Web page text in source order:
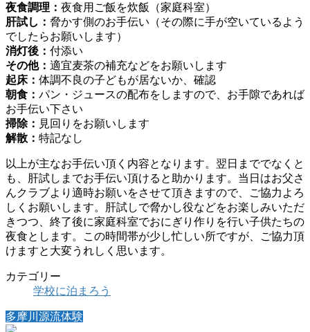
夜食調理： 夜食用ご飯を炊飯（家庭科室）
肝試し： 脅かす側のお手伝い（その際に手が空いているよう
でしたらお願いします）
消灯後： 付添い
その他： 適宜麦茶の補充などをお願いします
起床： 体調不良の子どもが居ないか、確認
朝食： パン・ジュースの配布をしますので、お手隙であれば
お手伝い下さい
掃除： 見回りをお願いします
解散： 特記なし
以上が主なお手伝い頂く内容となります。翌日まででなくと
も、肝試しまでお手伝い頂けると助かります。当日はお父さ
んクラブより適時お願いをさせて頂きますので、ご協力よろ
しくお願いします。肝試しで脅かし役などをお楽しみいただ
きつつ、終了後に家庭科室でおにぎり作りを行い子供たちの
夜食とします。この時間帯が少し忙しい所ですが、ご協力頂
けますと大変うれしく思います。
カテゴリー
学校に泊まろう
多摩川源流体験